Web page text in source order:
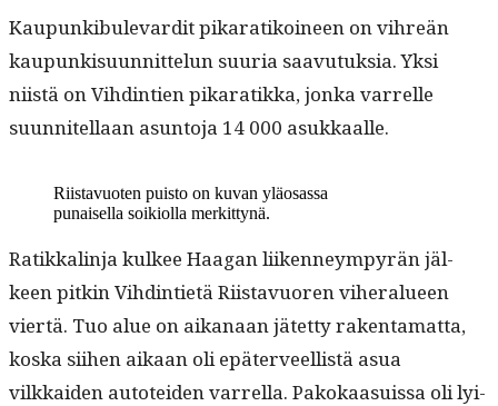
Kaupunkibule­vardit pikaratikoi­neen on vihreän
kaupunkisu­un­nit­telun suuria saavu­tuk­sia. Yksi
niistä on Vihd­in­tien pikaratik­ka, jon­ka var­relle
suun­nitel­laan asun­to­ja 14 000 asukkaalle.
Riis­tavuoten puis­to on kuvan yläosas­sa
punaisel­la soiki­ol­la merkittynä.
Ratikkalin­ja kul­kee Haa­gan liiken­neympyrän jäl­
keen pitkin Vihd­in­ti­etä Riis­tavuoren viher­alueen
viertä. Tuo alue on aikanaan jätet­ty rak­en­ta­mat­ta,
kos­ka siihen aikaan oli epäter­veel­listä asua
vilkkaiden autotei­den var­rel­la. Pakokaa­su­is­sa oli lyi­